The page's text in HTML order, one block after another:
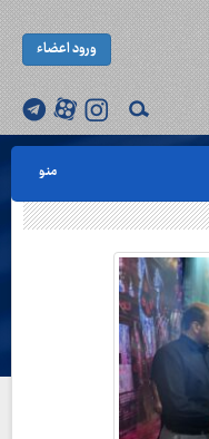
ورود اعضاء
منو